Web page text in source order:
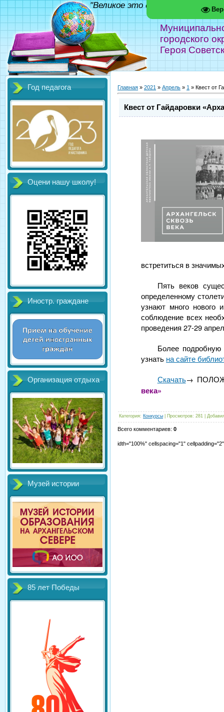
городского
Героя
"Великое это дело - школа!"
Год педагога
Оцени нашу школу!
Иностр. граждане
Организация отдыха
Музей истории
85 лет Победы
Главная » 2021 » Апрель » 1 » Квест от
Квест от Гайдаровки
встретиться в
Пять веков
определенному
узнают много нового
соблюдение всех
проведения 27-29
Более
узнать на сайте
Скачать→
века»
Категория: Конкурсы Просмотров: 281
Всего комментариев: 0
idth="100%" cellspacing="1"